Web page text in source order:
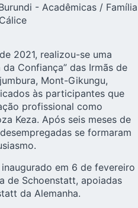
- Acadêmicas / Família
2021, realizou-se uma
Confiança” das Irmãs de
Mont-Gikungu,
às participantes que
profissional como
Keza. Após seis meses de
se formaram
em 6 de fevereiro
de Schoenstatt, apoiadas
da Alemanha.